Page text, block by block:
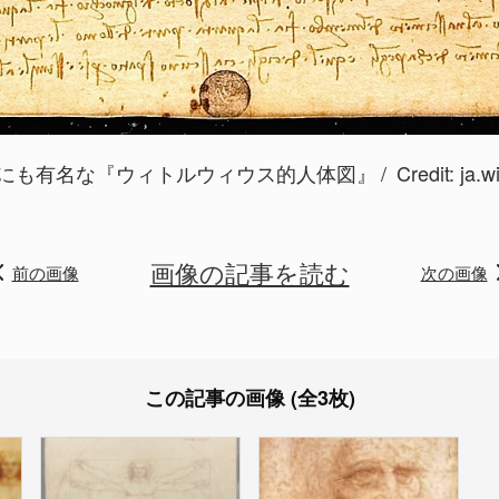
も有名な『ウィトルウィウス的人体図』 Credit:
前の画像 画像の記事を読む 次の画像
この記事の画像 (全3枚)